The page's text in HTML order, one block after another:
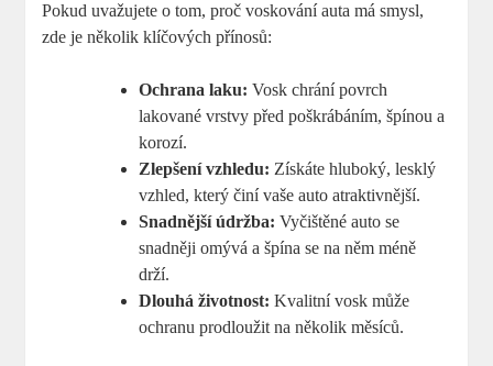
Pokud uvažujete o tom, proč voskování auta má smysl,
zde je několik klíčových přínosů:
Ochrana laku: Vosk chrání povrch
lakované vrstvy před poškrábáním, špínou a
korozí.
Zlepšení vzhledu: Získáte hluboký, lesklý
vzhled, který činí vaše auto atraktivnější.
Snadnější údržba: Vyčištěné auto se
snadněji omývá a špína se na něm méně
drží.
Dlouhá životnost: Kvalitní vosk může
ochranu prodloužit na několik měsíců.